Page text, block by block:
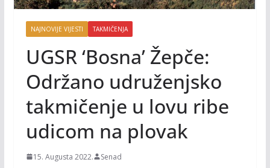
NAJNOVIJE VIJESTI TAKMIČENJA
UGSR ‘Bosna’ Žepče:
Održano udruženjsko
takmičenje u lovu ribe
udicom na plovak
15. Augusta 2022. Senad